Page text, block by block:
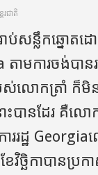
រជាតិ
ាប់សន្លឹកឆ្នោត
តាមការចង់បាន
ស់លោកត្រាំ ក៏មិ
ះបានដែរ គឺល
ារ​រដ្ឋ
ច្ឆិកា​បានប្រក